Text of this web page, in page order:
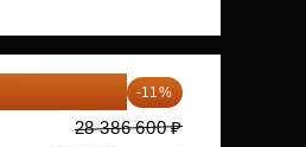
-11%
28 386 600 ₽